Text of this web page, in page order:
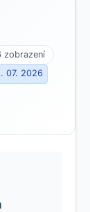
zobrazení
07. 2026